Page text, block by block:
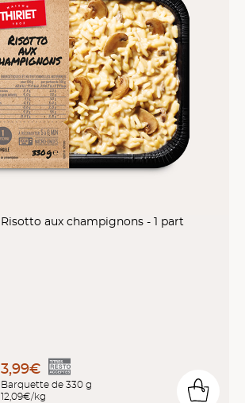
Risotto aux champignons - 1 part
3,99€
Barquette de 330 g
12,09€/kg